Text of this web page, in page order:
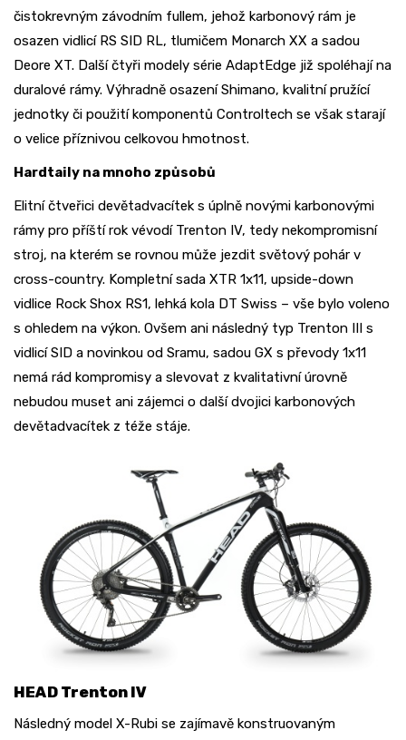
čistokrevným závodním fullem, jehož karbonový rám je
osazen vidlicí RS SID RL, tlumičem Monarch XX a sadou
Deore XT. Další čtyři modely série AdaptEdge již spoléhají na
duralové rámy. Výhradně osazení Shimano, kvalitní pružící
jednotky či použití komponentů Controltech se však starají
o velice příznivou celkovou hmotnost.
Hardtaily na mnoho způsobů
Elitní čtveřici devětadvacítek s úplně novými karbonovými
rámy pro příští rok vévodí Trenton IV, tedy nekompromisní
stroj, na kterém se rovnou může jezdit světový pohár v
cross-country. Kompletní sada XTR 1x11, upside-down
vidlice Rock Shox RS1, lehká kola DT Swiss – vše bylo voleno
s ohledem na výkon. Ovšem ani následný typ Trenton III s
vidlicí SID a novinkou od Sramu, sadou GX s převody 1x11
nemá rád kompromisy a slevovat z kvalitativní úrovně
nebudou muset ani zájemci o další dvojici karbonových
devětadvacítek z téže stáje.
HEAD Trenton IV
Následný model X-Rubi se zajímavě konstruovaným